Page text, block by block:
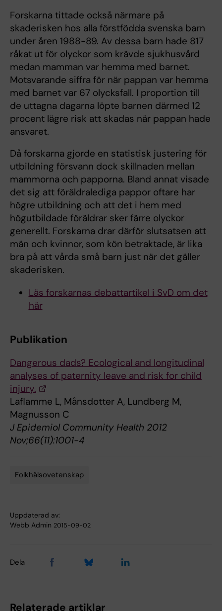
Forskarna tittade också närmare på
skaderisken hos alla förstfödda svenska barn
under åren 1988-89. Av dessa barn hade 817
råkat ut för olyckor som krävde sjukhusvård
medan mamman var hemma med barnet.
Motsvarande siffra för när pappan var hemma
med barnet var 67 olycksfall. I proportion till
de uttagna dagarna löpte barnen därmed 12
procent lägre risk att skadas när pappan hade
ansvaret.
Då forskarna gjorde en statistisk justering för
utbildning försvann dock skillnaden mellan
mammorna och papporna. Bland annat visade
det sig att föräldralediga pappor oftare har
högre utbildning och att det i hem med
högutbildade föräldrar sker färre olyckor
generellt. Forskarna drar därför slutsatsen att
män och kvinnor, som kön betraktade, är lika
bra på att vårda små barn just när det gäller
skaderisken.
Läs forskarnas debattartikel i SvD om det
här
Publikation
Dangerous dads? Ecological and longitudinal
analyses of paternity leave and risk for child
injury.
Laflamme L, Månsdotter A, Lundberg M,
Magnusson C
J Epidemiol Community Health 2012
Nov;66(11):1001-4
Folkhälsovetenskap
Uppdaterad av:
Webb Admin 2015-09-02
Dela
Relaterade artiklar